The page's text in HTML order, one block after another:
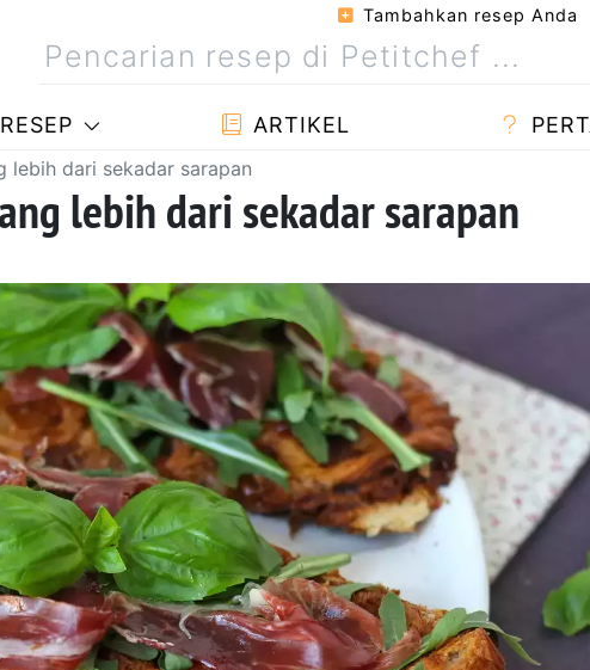
Tambahkan resep Anda
RESEP ARTIKEL
lebih dari sekadar sarapan
lebih dari sekadar sarapan